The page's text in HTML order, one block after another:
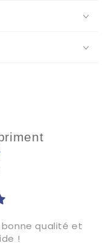
qualité et
!